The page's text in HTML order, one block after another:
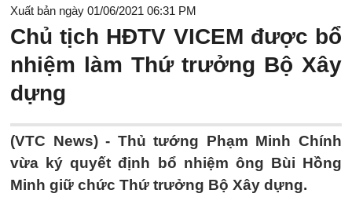
Xuất bản ngày 01/06/2021 06:31 PM
Chủ tịch HĐTV VICEM được bổ
nhiệm làm Thứ trưởng Bộ Xây
dựng
(VTC News) - Thủ tướng Phạm Minh Chính
vừa ký quyết định bổ nhiệm ông Bùi Hồng
Minh giữ chức Thứ trưởng Bộ Xây dựng.